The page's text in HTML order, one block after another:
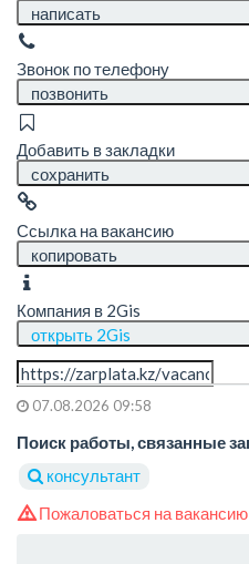
написать
Звонок по телефону
позвонить
Добавить в закладки
сохранить
Ссылка на вакансию
копировать
Компания в 2Gis
открыть 2Gis
07.08.2026 09:58
Поиск работы, связанные
консультант
Пожаловаться на вакансию